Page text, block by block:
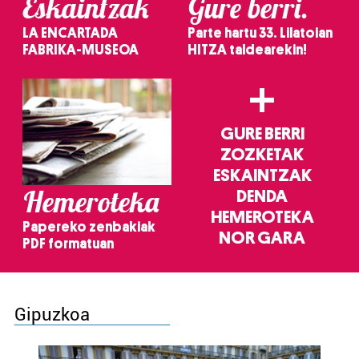
Eskaintzak
LA ENCARTADA
FABRIKA-MUSEOA
Gure berri.
Parte hartu 33. Lilatoian
HITZA taldearekin!
Hemeroteka
Papereko zenbakiak
PDF formatuan
+
GURE BERRI
ZOZKETAK
ESKAINTZAK
DENDA
HEMEROTEKA
NOR GARA
Gipuzkoa